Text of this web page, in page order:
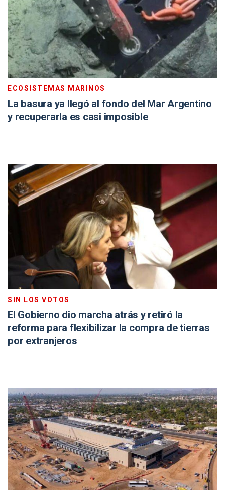
ECOSISTEMAS MARINOS
La basura ya llegó al fondo del Mar Argentino
y recuperarla es casi imposible
SIN LOS VOTOS
El Gobierno dio marcha atrás y retiró la
reforma para flexibilizar la compra de tierras
por extranjeros